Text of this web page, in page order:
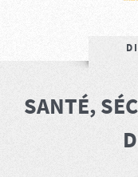
SANTÉ,